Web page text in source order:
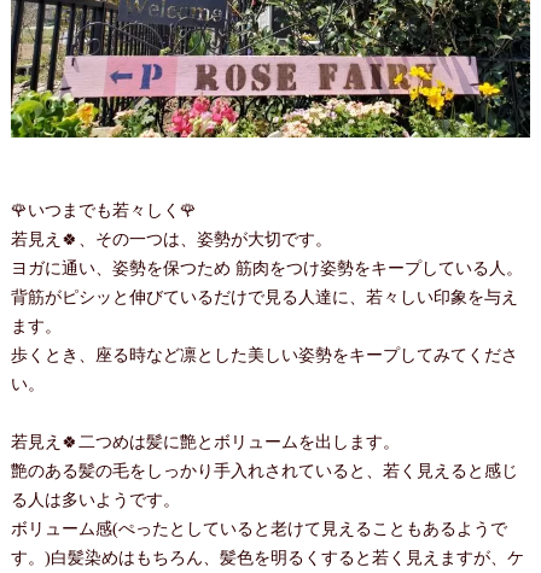
🌹いつまでも若々しく🌹
若見え🍀、その一つは、姿勢が大切です。
ヨガに通い、姿勢を保つため 筋肉をつけ姿勢をキープしている人。
背筋がピシッと伸びているだけで見る人達に、若々しい印象を与え
ます。
歩くとき、座る時など凛とした美しい姿勢をキープしてみてくださ
い。
若見え🍀二つめは髪に艶とボリュームを出します。
艶のある髪の毛をしっかり手入れされていると、若く見えると感じ
る人は多いようです。
ボリューム感(ぺったとしていると老けて見えることもあるようで
す。)白髪染めはもちろん、髪色を明るくすると若く見えますが、ケ